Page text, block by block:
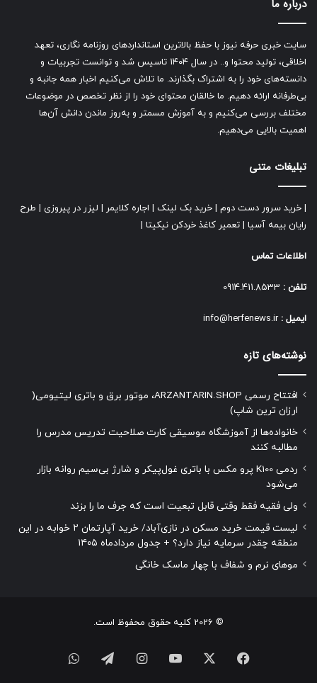
درباره ما
سایت خبری حرفه نیوز با حفظ بالاترین استانداردهای روزنامه نگاری، تعهد
اخلاقی، تولید محتوا و.. در سال ۱۴۰۴ تاسیس شد و توانست تجربیات و
دانسته‌های خود را به اشتراک بگذارند. ما تلاش می‌کنیم اخبار همه جانبه و
بی‌طرفانه ارائه دهیم. ما خالقان محتوای خود را از نظر تخصص در موضوعات
مختلف بررسی می‌کنیم و به آموزش مسمتر و به‌روز ماندن دانش آن‌ها
اهمیت بالایی می‌دهیم.
تبلیغات متنی
خرید سرور دست دوم خرید بک لینک اجاره کلایمر لیزر در پیروزی
طرح
رایان بیمه آسیا
تعمیر کاغذ خردکن نیکیتا
اطلاعات تماس
تلفن :
ایمیل : info@herfenews.ir
نوشته‌های تازه
افتتاح رسمی ARZANTARIN.SHOP، موتور برق و باتری لیتیومی(
ارزان ترین شاپ)
خانواده‌ها از آموزشگاه موسیقی کارت صلاحیت تدریس مدرس را
مطالبه کنند
ردمی K100 پرو مکس با باتری غول‌پیکر و شارژ بی‌سیم روانه بازار
می‌شود
ولی فقیه فقط وقتی قابل تبعیت است که جرف ما را بزند
لیست قیمت خرید مسکن در نازی‌آباد/ خرید آپارتمان ۲ خوابه در این
منطقه چقدر سرمایه نیاز دارد؟ + جدول مردادماه ۱۴۰۵
موهای نرم و شفاف با چهار ماسک خانگی
© 2026 کلیه حقوق محفوظ است.
فیسبوک ایکس یوتیوب اینستاگرامتلگرام